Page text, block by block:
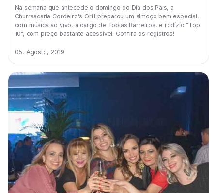
Na semana que antecede o domingo do Dia dos Pais, a
Churrascaria Cordeiro's Grill preparou um almoço bem especial,
com música ao vivo, a cargo de Tobias Barreiros, e rodízio "Top
10", com preço bastante acessível. Confira os registros!
05, Agosto, 2019